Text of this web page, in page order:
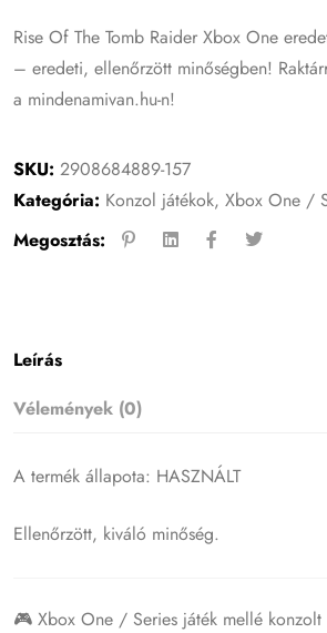
Rise Of The Tomb Raider Xbox One
– eredeti, ellenőrzött minőségben!
a mindenamivan.hu-n!
SKU:2908684889-157
Kategória: Konzol játékok,Xbox One /
Megosztás:
Leírás
Vélemények (0)
A termék állapota: HASZNÁLT
Ellenőrzött, kiváló minőség.
🎮 Xbox One / Series játék mellé konzolt